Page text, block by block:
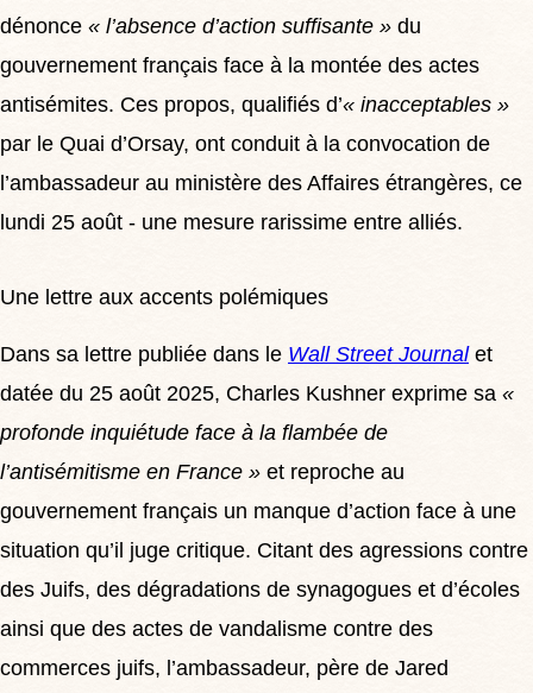
dénonce « l’absence d’action suffisante » du
gouvernement français face à la montée des actes
antisémites. Ces propos, qualifiés d’« inacceptables »
par le Quai d’Orsay, ont conduit à la convocation de
l’ambassadeur au ministère des Affaires étrangères, ce
lundi 25 août - une mesure rarissime entre alliés.
Une lettre aux accents polémiques
Dans sa lettre publiée dans le Wall Street Journalet
datée du 25 août 2025, Charles Kushner exprime sa «
profonde inquiétude face à la flambée de
l’antisémitisme en France » et reproche au
gouvernement français un manque d’action face à une
situation qu’il juge critique. Citant des agressions contre
des Juifs, des dégradations de synagogues et d’écoles
ainsi que des actes de vandalisme contre des
commerces juifs, l’ambassadeur, père de Jared